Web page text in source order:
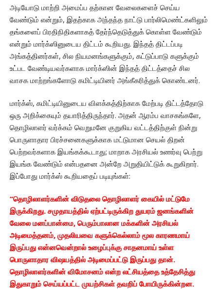
அடியோடு மாற்றி அமைப்ப தற்கான வேலைகளைச் செய்ய
வேண்டும் என்றும், இதற்காக அந்தந்த நாட்டு பார்லிமெண்ட்களிலும்
தங்களைப் பிரதிநிதிகளாகத் தேர்ந்தெடுத்துக் கொள்ள வேண்டும்
என்றும் மார்க்ஸினுடைய திட்டம் கூறியது. இந்தத் திட்டப்படி
அங்கத்தினர்கள், சில நியமனங்களுக்கும், கட்டுப்பாடு களுக்கும்
உட்பட வேண்டியவர்களாக மார்க்ஸின் இந்தத் திட்டத்தைச் சில
வாசக மாற்றங்களோடு கமிட்டியினர் அங்கீகரித்துக் கொண்டனர்.
மார்க்ஸ், கமிட்டியினுடைய விளக்கத்திற்காக மேற்படி திட்டத்தோடு
ஒரு அறிக்கையும் தயாரித்திருந்தார். அதன் ஆரம்ப வாசகங்களே,
தொழிலாளர் வர்க்கம் வெறுமனே குறுகிய வட்டத்திற்குள் நின்று
பொருளாதார பிரச்சனைகளுக்காக மட்டுமான செயல் திறன்
பெற்றவர்களாக இயங்கக்கூடாது; மாறாக அரசியல் உணர்வு பெற்று
இயங்க வேண்டும் என்பதனை அன்றே அறுதியிட்டுக் கூறுகிறார்.
இப்போது மார்க்ஸ் கூறியதைப் படியுங்கள்:
“தொழிலாளர்களின் விடுதலை தொழிலாளர் கையில் மட்டுமே
இருக்கிறது. சமுதாயத்தில் ஏற்பட்டிருக்கிற துயரம் ஜனங்களின்
வேலை மனப்பான்மை, பெரும்பாலான மக்களின் அரசியல்
அடிமைத்தனம், முதலியவை களுக்கெல்லாம் மூல காரணமாய்
இருப்பது என்னவென்றால் உழைப்புக்கு சாதனமாய் உள்ள
பொருளாதார விஷயத்தில் அடிமைப்பட்டு இருப்பது தான்.
தொழிலாளர்களின் விமோசனம் என்ற லட்சியத்தை உத்தேசித்து
இதுகாறும் செய்யப்பட்ட முயற்சிகள் தவறிப் போயிருக்கின்றன.